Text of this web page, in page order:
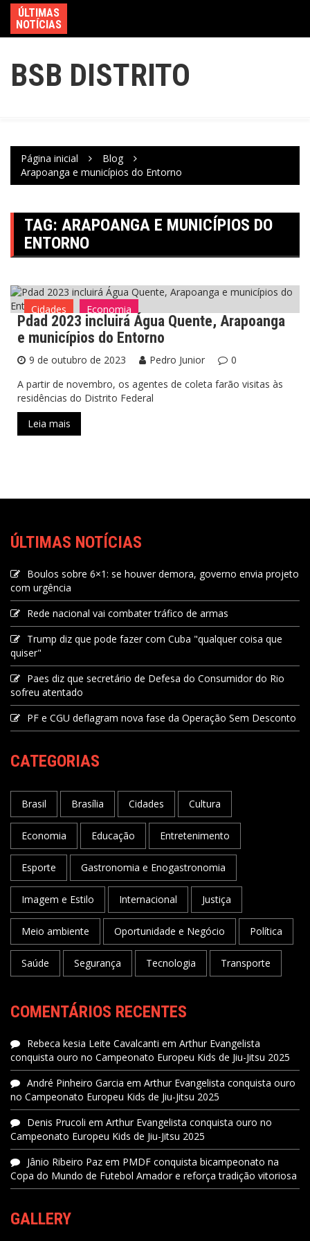
ÚLTIMAS
NOTÍCIAS
BSB DISTRITO
Página inicial
Blog
Arapoanga e municípios do Entorno
TAG: ARAPOANGA E MUNICÍPIOS DO
ENTORNO
Cidades Economia
Pdad 2023 incluirá Água Quente, Arapoanga
e municípios do Entorno
9 de outubro de 2023 Pedro Junior
0
A partir de novembro, os agentes de coleta farão visitas às
residências do Distrito Federal
Leia mais
ÚLTIMAS NOTÍCIAS
Boulos sobre 6×1: se houver demora, governo envia projeto
com urgência
Rede nacional vai combater tráfico de armas
Trump diz que pode fazer com Cuba "qualquer coisa que
quiser"
Paes diz que secretário de Defesa do Consumidor do Rio
sofreu atentado
PF e CGU deflagram nova fase da Operação Sem Desconto
CATEGORIAS
Brasil Brasília Cidades Cultura
Economia Educação Entretenimento
Esporte Gastronomia e Enogastronomia
Imagem e Estilo Internacional Justiça
Meio ambiente Oportunidade e Negócio Política
Saúde Segurança Tecnologia Transporte
COMENTÁRIOS RECENTES
Rebeca kesia Leite Cavalcanti em Arthur Evangelista
conquista ouro no Campeonato Europeu Kids de Jiu-Jitsu 2025
André Pinheiro Garcia em Arthur Evangelista conquista ouro
no Campeonato Europeu Kids de Jiu-Jitsu 2025
Denis Prucoli em Arthur Evangelista conquista ouro no
Campeonato Europeu Kids de Jiu-Jitsu 2025
Jânio Ribeiro Paz em PMDF conquista bicampeonato na
Copa do Mundo de Futebol Amador e reforça tradição vitoriosa
GALLERY